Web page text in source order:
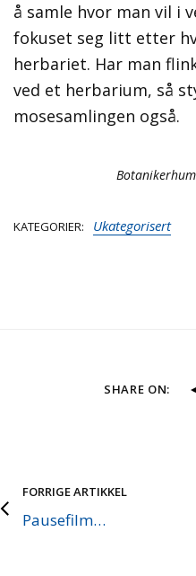
å samle hvor man vil i
fokuset seg litt etter
herbariet. Har man
ved et herbarium, så
mosesamlingen også.
KATEGORIER Ukategorisert
SHARE ON:
FORRIGE ARTIKKEL
Pausefilm…